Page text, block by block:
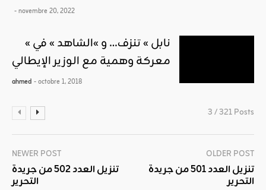
- novembre 20, 2022
« نابل » تنزف… و »الشاهد » في
معركة وهمية مع الوزير الإيطالي
ahmed - octobre 1, 2018
3 / 321 Posts
NEWER POST
تنزيل العدد 502 من جريدة
التحرير
OLDER POST
تنزيل العدد 501 من جريدة
التحرير